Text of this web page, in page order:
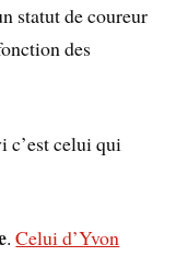
statut de coureur
des
c’est celui qui
.Celui d’Yvon